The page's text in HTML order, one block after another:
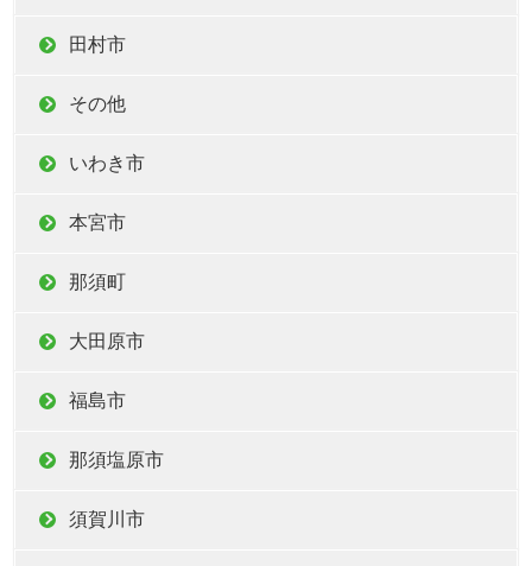
田村市
その他
いわき市
本宮市
那須町
大田原市
福島市
那須塩原市
須賀川市